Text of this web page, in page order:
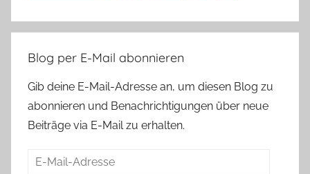
Blog per E-Mail abonnieren
Gib deine E-Mail-Adresse an, um diesen Blog zu
abonnieren und Benachrichtigungen über neue
Beiträge via E-Mail zu erhalten.
E-